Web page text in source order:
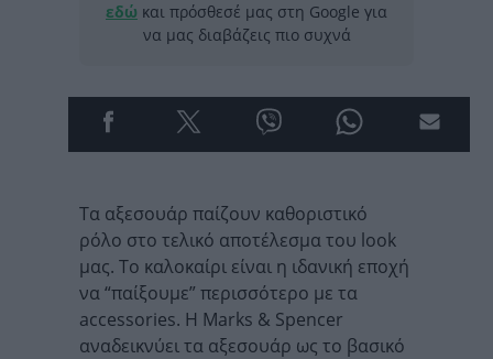
εδώ και πρόσθεσέ μας στη Google για
να μας διαβάζεις πιο συχνά
Τα αξεσουάρ παίζουν καθοριστικό
ρόλο στο τελικό αποτέλεσμα του look
μας. Το καλοκαίρι είναι η ιδανική εποχή
να “παίξουμε” περισσότερο με τα
accessories. Η Marks & Spencer
αναδεικνύει τα αξεσουάρ ως το βασικό